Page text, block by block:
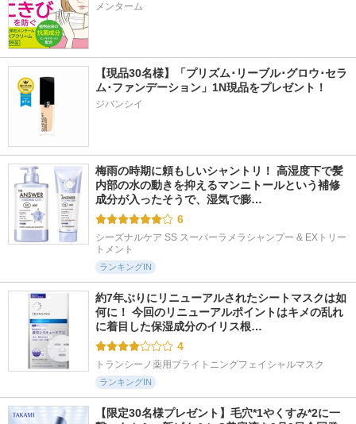
メンターム
【現品30名様】「プリズム･リーブル･グロウ･セラ
ジバンシイ
梅雨の時期に頼もしいシャントリ！ 高湿度下で髪
内部の水の動きを抑えるマンニトールという補修
成分が入ったそうで、湿気で膨…
6
シーズナルケア SS スーパーラメラシャンプー & EXトリー
トメント
ランキングIN
約7年ぶりにリニューアルされたシートマスクは如
何に！ 今回のリニューアルポイントはキメの乱れ
に着目した保湿成分のイリス根…
4
トランシーノ薬用ブライトニングフェイシャルマスク
ランキングIN
【限定30名様プレゼント】毛穴*1やくすみ*2に一